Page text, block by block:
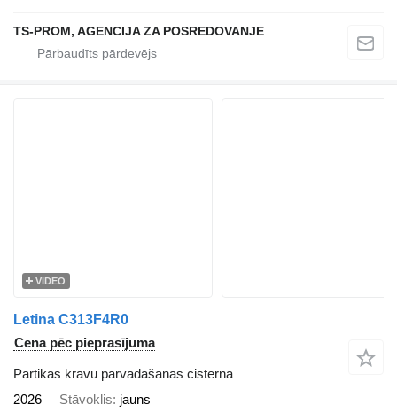
TS-PROM, AGENCIJA ZA POSREDOVANJE
VIDEO
Letina C313F4R0
Cena pēc pieprasījuma
Pārtikas kravu pārvadāšanas cisterna
2026
Stāvoklis jauns